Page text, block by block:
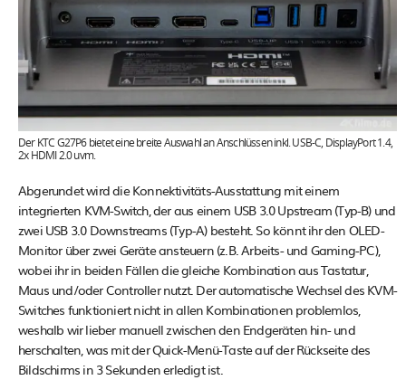
Der KTC G27P6 bietet eine breite Auswahl an Anschlüssen inkl. USB-C, DisplayPort 1.4,
2x HDMI 2.0 uvm.
Abgerundet wird die Konnektivitäts-Ausstattung mit einem
integrierten KVM-Switch, der aus einem USB 3.0 Upstream (Typ-B) und
zwei USB 3.0 Downstreams (Typ-A) besteht. So könnt ihr den OLED-
Monitor über zwei Geräte ansteuern (z.B. Arbeits- und Gaming-PC),
wobei ihr in beiden Fällen die gleiche Kombination aus Tastatur,
Maus und/oder Controller nutzt. Der automatische Wechsel des KVM-
Switches funktioniert nicht in allen Kombinationen problemlos,
weshalb wir lieber manuell zwischen den Endgeräten hin- und
herschalten, was mit der Quick-Menü-Taste auf der Rückseite des
Bildschirms in 3 Sekunden erledigt ist.